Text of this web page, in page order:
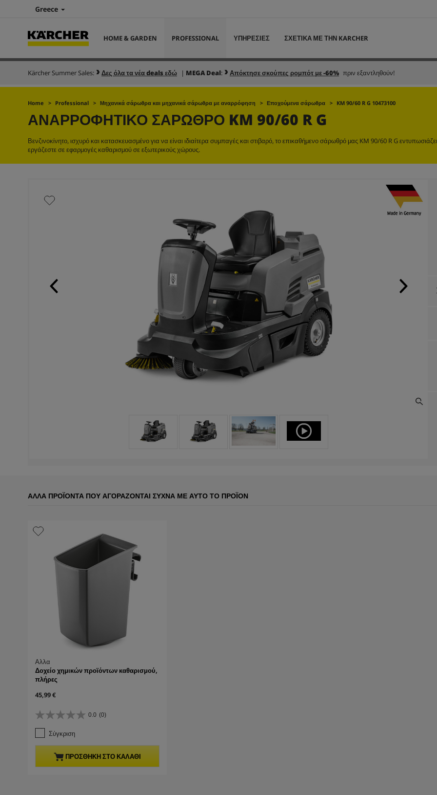
Greece
HOME & GARDEN PROFESSIONAL ΥΠΗΡΕΣΙΕΣ ΣΧΕΤΙΚΑ ΜΕ ΤΗΝ KARCHER
Kärcher Summer Sales: Δες όλα τα νέα deals εδώ | MEGA Deal: Απόκτησε σκούπες ρομπότ με -60% πριν εξαντληθούν!
Home Professional Μηχανικά σάρωθρα και μηχανικά σάρωθρα με αναρρόφηση Εποχούμενα σάρωθρα KM 90/60 R G 10473100
ΑΝΑΡΡΟΦΗΤΙΚΌ ΣΆΡΩΘΡΟ KM 90/60 R G
Βενζινοκίνητο, ισχυρό και κατασκευασμένο για να είναι ιδιαίτερα συμπαγές και στιβαρό, το επικαθήμενο σάρωθρό μας KM 90/60 R G
εργάζεστε σε εφαρμογές καθαρισμού σε εξωτερικούς χώρους.
ΆΛΛΑ ΠΡΟΪΌΝΤΑ ΠΟΥ ΑΓΟΡΆΖΟΝΤΑΙ ΣΥΧΝΆ ΜΕ ΑΥΤΌ ΤΟ ΠΡΟΪΌΝ
Αλλα
Δοχείο χημικών προϊόντων καθαρισμού,
πλήρες
C
r
r
e
n
t
r
45,99 €
0.0 (0)
0
.
0
α
Σύγκριση
ΠΡΟΣΘΉΚΗ ΣΤΟ ΚΑΛΆΘΙ